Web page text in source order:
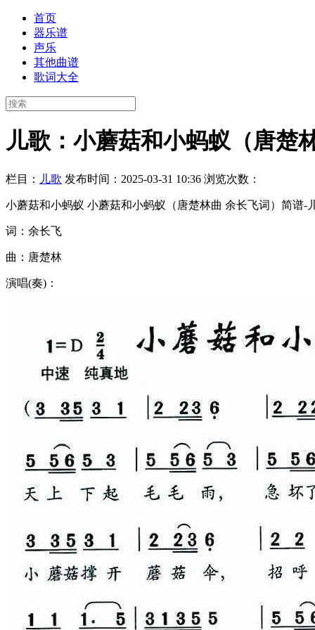
首页
器乐谱
声乐
其他曲谱
歌词大全
儿歌：小蘑菇和小蚂蚁（唐楚
栏目： 儿歌 发布时间：2025-03-31 10:36 浏览次数：
小蘑菇和小蚂蚁 小蘑菇和小蚂蚁（唐楚林曲 余长飞词）简谱-
词：余长飞
曲：唐楚林
演唱(奏)：